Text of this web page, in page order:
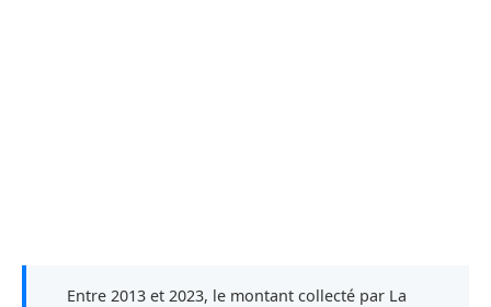
Entre 2013 et 2023, le montant collecté par La